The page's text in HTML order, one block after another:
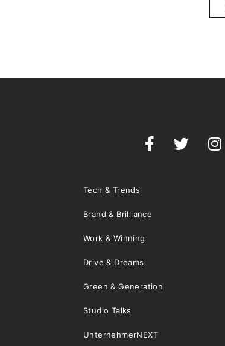
Tech & Trends
Brand & Brilliance
Work & Winning
Drive & Dreams
Green & Generation
Studio Talks
UnternehmerNEXT